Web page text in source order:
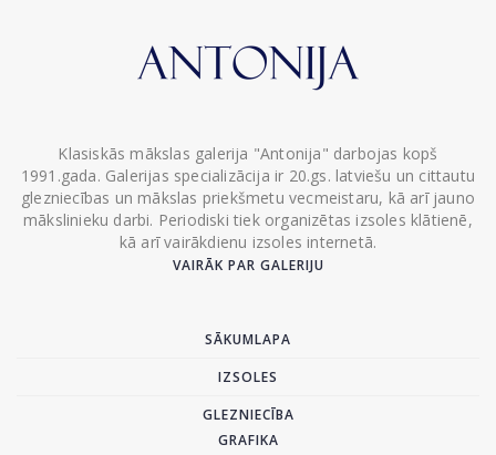
Klasiskās mākslas galerija "Antonija" darbojas kopš
1991.gada. Galerijas specializācija ir 20.gs. latviešu un cittautu
glezniecības un mākslas priekšmetu vecmeistaru, kā arī jauno
mākslinieku darbi. Periodiski tiek organizētas izsoles klātienē,
kā arī vairākdienu izsoles internetā.
VAIRĀK PAR GALERIJU
SĀKUMLAPA
IZSOLES
GLEZNIECĪBA
GRAFIKA